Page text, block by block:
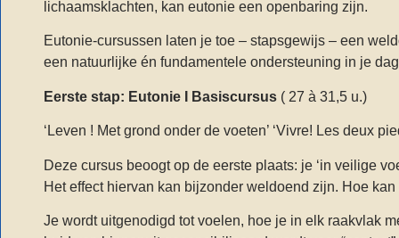
lichaamsklachten, kan eutonie een openbaring zijn.
Eutonie-cursussen laten je toe – stapsgewijs – een
een natuurlijke én fundamentele ondersteuning in je
Eerste stap: Eutonie I Basiscursus ( 27 à 31,5 u.)
‘Leven ! Met grond onder de voeten’ ‘Vivre! Les deux
Deze cursus beoogt op de eerste plaats: je ‘in veilige
Het effect hiervan kan bijzonder weldoend zijn. Hoe kan
Je wordt uitgenodigd tot voelen, hoe je in elk raakvlak